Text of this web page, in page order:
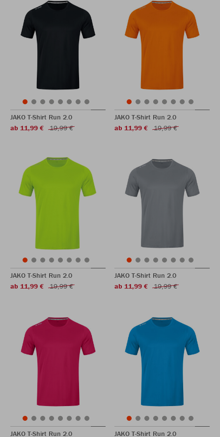
JAKO T-Shirt Run 2.0
ab 11,99 €
19,99 €
JAKO T-Shirt Run 2.0
ab 11,99 €
19,99 €
JAKO T-Shirt Run 2.0
ab 11,99 €
19,99 €
JAKO T-Shirt Run 2.0
ab 11,99 €
19,99 €
JAKO T-Shirt Run 2.0
JAKO T-Shirt Run 2.0